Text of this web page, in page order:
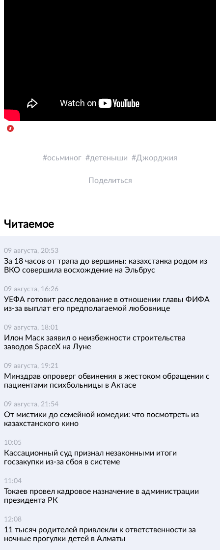
осьминог детеныши Джорджия
Поделиться
Читаемое
09 августа, 20:53
За 18 часов от трапа до вершины: казахстанка родом из
ВКО совершила восхождение на Эльбрус
09 августа, 16:26
УЕФА готовит расследование в отношении главы ФИФА
из-за выплат его предполагаемой любовнице
09 августа, 18:01
Илон Маск заявил о неизбежности строительства
заводов SpaceX на Луне
09 августа, 19:21
Минздрав опроверг обвинения в жестоком обращении с
пациентами психбольницы в Актасе
09 августа, 21:54
От мистики до семейной комедии: что посмотреть из
казахстанского кино
10:05
Кассационный суд признал незаконными итоги
госзакупки из-за сбоя в системе
11:04
Токаев провел кадровое назначение в администрации
президента РК
12:08
11 тысяч родителей привлекли к ответственности за
ночные прогулки детей в Алматы